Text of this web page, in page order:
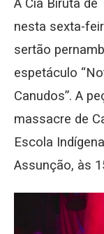
A Cia Biruta de
nesta sexta-
sertão
espetáculo
Canudos”. A
massacre de
Escola
Assunção, às